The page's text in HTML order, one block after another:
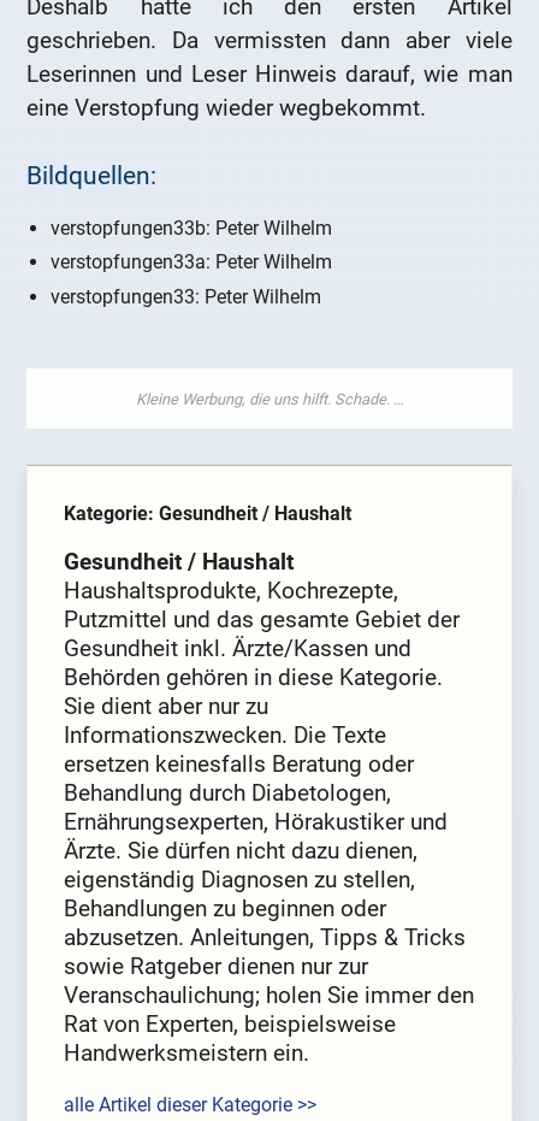
Deshalb hatte ich den ersten Artikel
geschrieben. Da vermissten dann aber viele
Leserinnen und Leser Hinweis darauf, wie man
eine Verstopfung wieder wegbekommt.
Bildquellen:
verstopfungen33b: Peter Wilhelm
verstopfungen33a: Peter Wilhelm
verstopfungen33: Peter Wilhelm
Kategorie: Gesundheit / Haushalt
Gesundheit / Haushalt
Haushaltsprodukte, Kochrezepte,
Putzmittel und das gesamte Gebiet der
Gesundheit inkl. Ärzte/Kassen und
Behörden gehören in diese Kategorie.
Sie dient aber nur zu
Informationszwecken. Die Texte
ersetzen keinesfalls Beratung oder
Behandlung durch Diabetologen,
Ernährungsexperten, Hörakustiker und
Ärzte. Sie dürfen nicht dazu dienen,
eigenständig Diagnosen zu stellen,
Behandlungen zu beginnen oder
abzusetzen. Anleitungen, Tipps & Tricks
sowie Ratgeber dienen nur zur
Veranschaulichung; holen Sie immer den
Rat von Experten, beispielsweise
Handwerksmeistern ein.
alle Artikel dieser Kategorie >>